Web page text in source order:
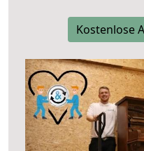
Kostenlose